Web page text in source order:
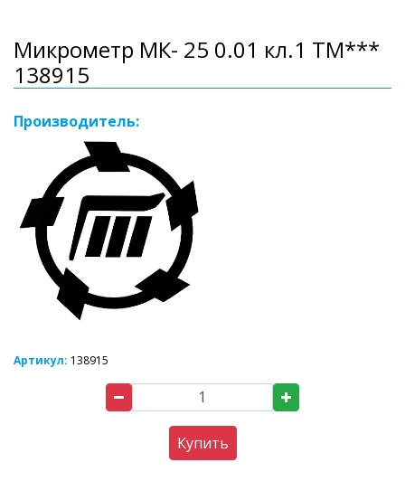
Микрометр МК- 25 0.01 кл.1 ТМ***
138915
Производитель:
Артикул: 138915
Купить